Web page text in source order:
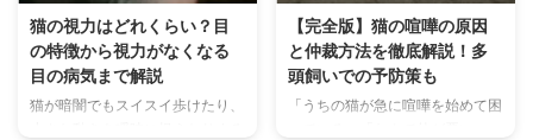
を根本から突き止め、トイレ、
体、部屋など、場所別に具体的な
消臭対策を徹底的に解説します。
さらに、猫と飼い主さん両方にと
って快適な消臭グッズの選び方ま
選び方まで、詳しく解説します。
さらに、留守番中の注意点や、猫
が本当に喜ぶ暑さ対策について、
当メディアの編集部が実際に試し
た体験談もご紹介します。この記
猫の視力はどれくらい？目
の特徴から視力がなくなる
目の病気まで解説
猫が暗闇でもスイスイ歩けたり、
【完全版】猫の喧嘩の原因
と仲裁方法を徹底解説！多
頭飼いでの予防策も
「うちの猫が急に喧嘩を始めて困